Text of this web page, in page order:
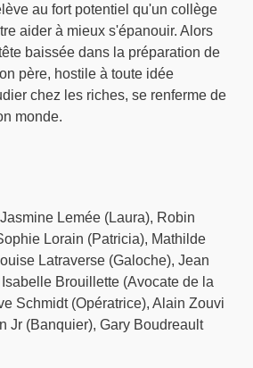
au fort potentiel qu'un collège
aider à mieux s'épanouir. Alors
baissée dans la préparation de
père, hostile à toute idée
chez les riches, se renferme de
monde.
Lemée (Laura), Robin
Lorain (Patricia), Mathilde
Latraverse (Galoche), Jean
Brouillette (Avocate de la
Schmidt (Opératrice), Alain Zouvi
Jr (Banquier), Gary Boudreault